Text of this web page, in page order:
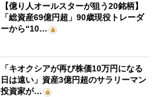
【億り人オールスターが狙う20銘柄】
「総資産69億円超」90歳現役トレーダ
ーから“10…
「キオクシアが再び株価10万円になる
日は遠い」資産3億円超のサラリーマン
投資家が…